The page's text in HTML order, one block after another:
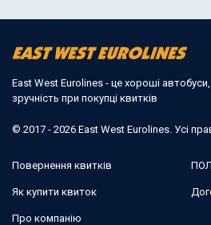
East West Eurolines - це хороші автобуси,
зручність при покупці квитків
© 2017 - 2026 East West Eurolines. Усі
Повернення квитків
Як купити квиток
Про компанію